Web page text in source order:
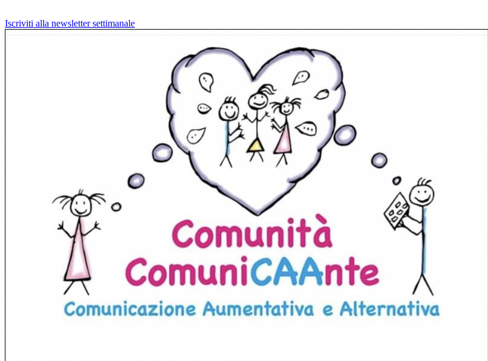
Iscriviti alla newsletter settimanale